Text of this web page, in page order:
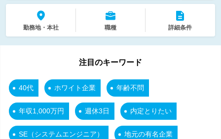
勤務地・本社 職種 詳細条件
注目のキーワード
40代 ホワイト企業 年齢不問
年収1,000万円 週休3日 内定とりたい
SE（システムエンジニア） 地元の有名企業